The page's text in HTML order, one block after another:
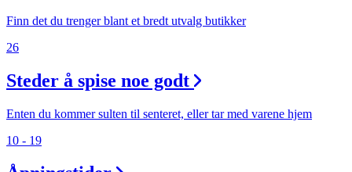
Finn det du trenger blant et bredt utvalg butikker
26
Steder å spise noe godt
Enten du kommer sulten til senteret, eller tar med varene hjem
10 - 19